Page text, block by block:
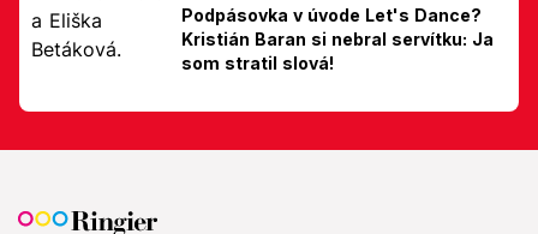
Podpásovka v úvode Let's Dance?
Kristián Baran si nebral servítku: Ja
som stratil slová!